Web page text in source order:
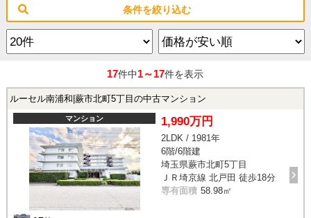
条件を絞り込む
17件中1～17件を表示
ルーセル南浦和|蕨市北町5丁目の中古マンション
マンション 1,990万円
2LDK / 1981年
6階/6階建
埼玉県蕨市北町5丁目
ＪＲ埼京線 北戸田 徒歩18分
専有面積 58.98㎡